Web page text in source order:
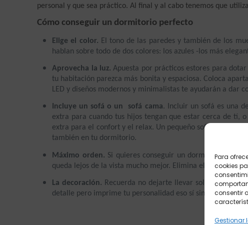
Para
cookies
consentir
Gestionar
personal y que sea práctico. Al final y al cabo tenemos que
Cómo conseguir un dormitorio perfecto
Elige el color. El tono de las paredes y también de los
hablan sobre todo de dos colores: los azules -los más
Aprovecha la luz. Apuesta por prácticos estores para
tu habitación parezca más bonita y espaciosa. Coloca
LED y diseños modernos y minimalistas te ayudarán a dar
Incluye un sofá o un  sofá cama. Incluir un sofá es una
extra para cuando tus hijos tengan que estar cerca de tí,
extra para el confort y el relax. Un pequeño sofá te
también en tu dormitorio.
Máximo orden. Si quieres conseguir un dormitorio
queda lejos de la vista mucho mejor. Elimina el llamado
La decoración. Recuerda no dejarte llevar solo por lo
detalle pero imprime tu personalidad eso sí sin recargar el